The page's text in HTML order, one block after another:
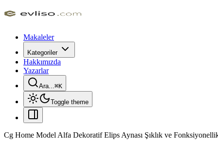
Makaleler
Kategoriler
Hakkımızda
Yazarlar
Ara...⌘K
Toggle theme
Cg Home Model Alfa Dekoratif Elips Aynası Şıklık ve